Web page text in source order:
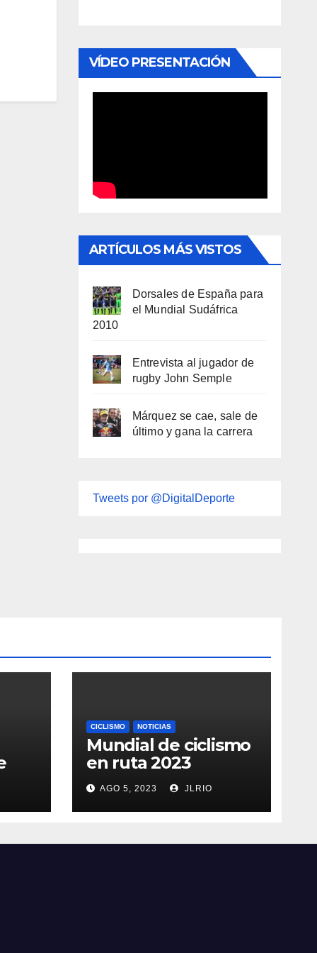
VÍDEO PRESENTACIÓN
ARTÍCULOS MÁS VISTOS
Dorsales de España para
el Mundial Sudáfrica
2010
Entrevista al jugador de
rugby John Semple
Márquez se cae, sale de
último y gana la carrera
Tweets por @DigitalDeporte
CICLISMO NOTICIAS
Mundial de ciclismo
en ruta 2023
AGO 5, 2023 JLRIO